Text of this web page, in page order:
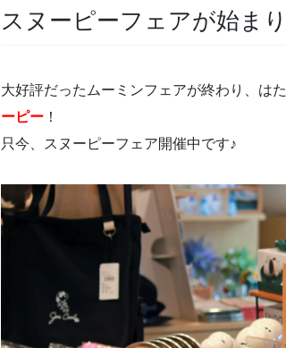
スヌーピーフェアが始ま
大好評だったムーミンフェアが終わり、は
ーピー ！
只今、スヌーピーフェア開催中です♪